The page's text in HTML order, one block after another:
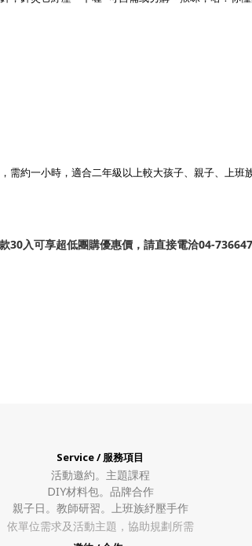
需約一小時，適合二年級以上較大孩子、親子、上班
30入可享超低團購優惠價，請直接電洽04-
Service / 服務項目
活動邀約。 主題課程
DIY材料包。 品牌合作
親子日。教師研習。上班族紓壓手作
依單位需求及活動主題，協助規劃所需